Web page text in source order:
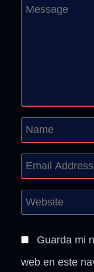
Guarda mi
web en este